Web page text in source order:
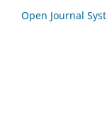
Open Journal